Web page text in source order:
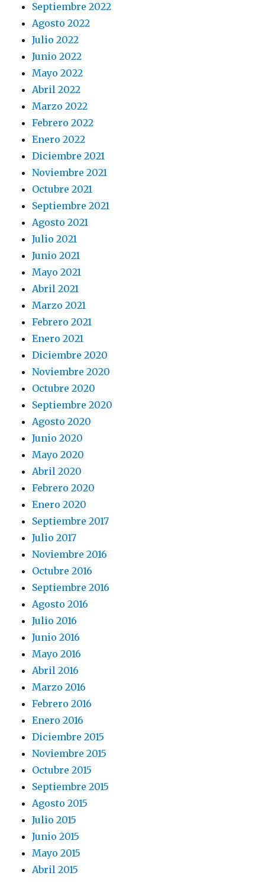
Septiembre 2022
Agosto 2022
Julio 2022
Junio 2022
Mayo 2022
Abril 2022
Marzo 2022
Febrero 2022
Enero 2022
Diciembre 2021
Noviembre 2021
Octubre 2021
Septiembre 2021
Agosto 2021
Julio 2021
Junio 2021
Mayo 2021
Abril 2021
Marzo 2021
Febrero 2021
Enero 2021
Diciembre 2020
Noviembre 2020
Octubre 2020
Septiembre 2020
Agosto 2020
Junio 2020
Mayo 2020
Abril 2020
Febrero 2020
Enero 2020
Septiembre 2017
Julio 2017
Noviembre 2016
Octubre 2016
Septiembre 2016
Agosto 2016
Julio 2016
Junio 2016
Mayo 2016
Abril 2016
Marzo 2016
Febrero 2016
Enero 2016
Diciembre 2015
Noviembre 2015
Octubre 2015
Septiembre 2015
Agosto 2015
Julio 2015
Junio 2015
Mayo 2015
Abril 2015